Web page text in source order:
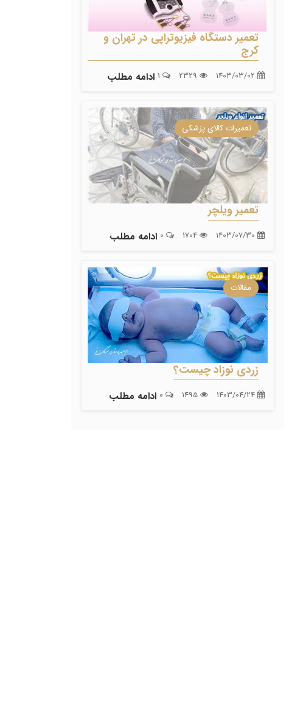
تعمیر دستگاه فیزیوتراپی در تهران و
کرج
ادامه مطلب
تعمیرات کالای پزشکی
تعمیر ویلچر
ادامه مطلب
مقالات
زردی نوزاد چیست؟
ادامه مطلب